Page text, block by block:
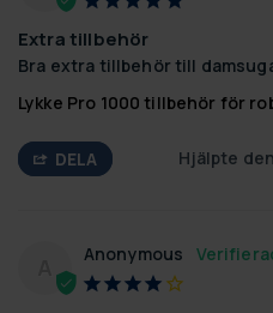
Extra tillbehör
Bra extra tillbehör till
Lykke Pro 1000 tillbehör för
DELA Hjälpte
Anonymous